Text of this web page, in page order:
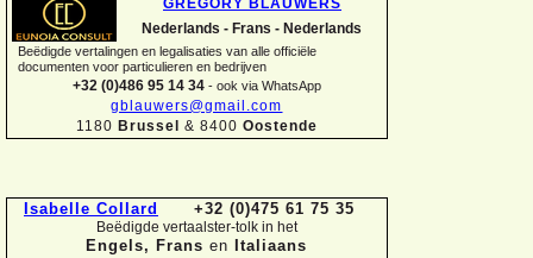
GREGORY BLAUWERS
Nederlands - Frans - Nederlands
Beëdigde vertalingen en legalisaties van alle officiële
documenten voor particulieren en bedrijven
+32 (0)486 95 14 34 - ook via WhatsApp
gblauwers@gmail.com
1180 Brussel & 8400 Oostende
Isabelle Collard +32 (0)475 61 75 35
Beëdigde vertaalster-tolk in het
Engels, Fransen Italiaans